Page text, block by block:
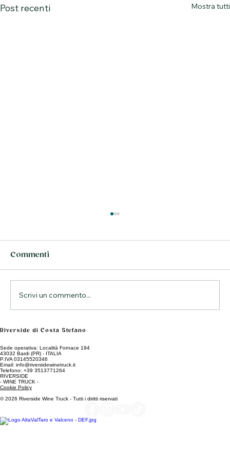
Post recenti Mostra tutti
Aperitivo sul fiume: carpacci e calici
Commenti
Scrivi un commento...
Riverside di Costa Stefano
Sede operativa: Località Fornace 194
43032 Bardi (PR) - ITALIA
P.IVA 03145520346
Email: info@riversidewinetruck.it
Telefono: +39 3513771264
RIVERSIDE
- WINE TRUCK -
Cookie Policy
© 2026 Riverside Wine Truck - Tutti i diritti riservati